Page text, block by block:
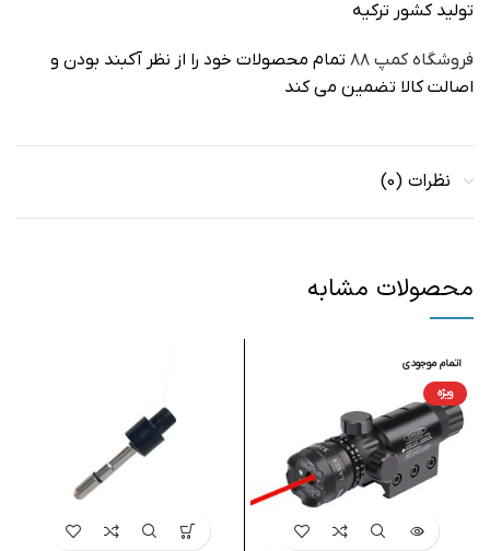
تولید کشور ترکیه
فروشگاه کمپ ۸۸
تمام محصولات خود را از نظر آکبند بودن و
اصالت کالا تضمین می کند
نظرات (0)
محصولات مشابه
اتمام موجودی
ویژه